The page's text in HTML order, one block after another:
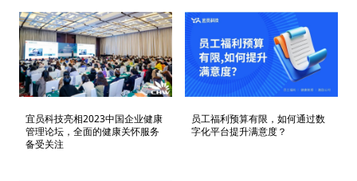
宜员科技亮相2023中国企业健康
管理论坛，全面的健康关怀服务
备受关注
员工福利预算有限，如何通过数
字化平台提升满意度？